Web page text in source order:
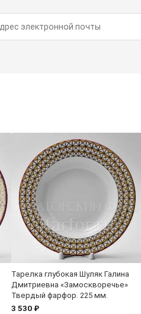
Тарелка глубокая Шуляк Галина
Дмитриевна «Замоскворечье»
Твердый фарфор. 225 мм.
3 530 ₽